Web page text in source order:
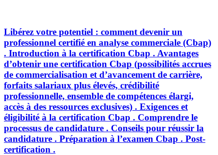
Libérez votre potentiel : comment devenir un
professionnel certifié en analyse commerciale (Cbap)
. Introduction à la certification Cbap . Avantages
d’obtenir une certification Cbap (possibilités accrues
de commercialisation et d’avancement de carrière,
forfaits salariaux plus élevés, crédibilité
professionnelle, ensemble de compétences élargi,
accès à des ressources exclusives) . Exigences et
éligibilité à la certification Cbap . Comprendre le
processus de candidature . Conseils pour réussir la
candidature . Préparation à l’examen Cbap . Post-
certification .